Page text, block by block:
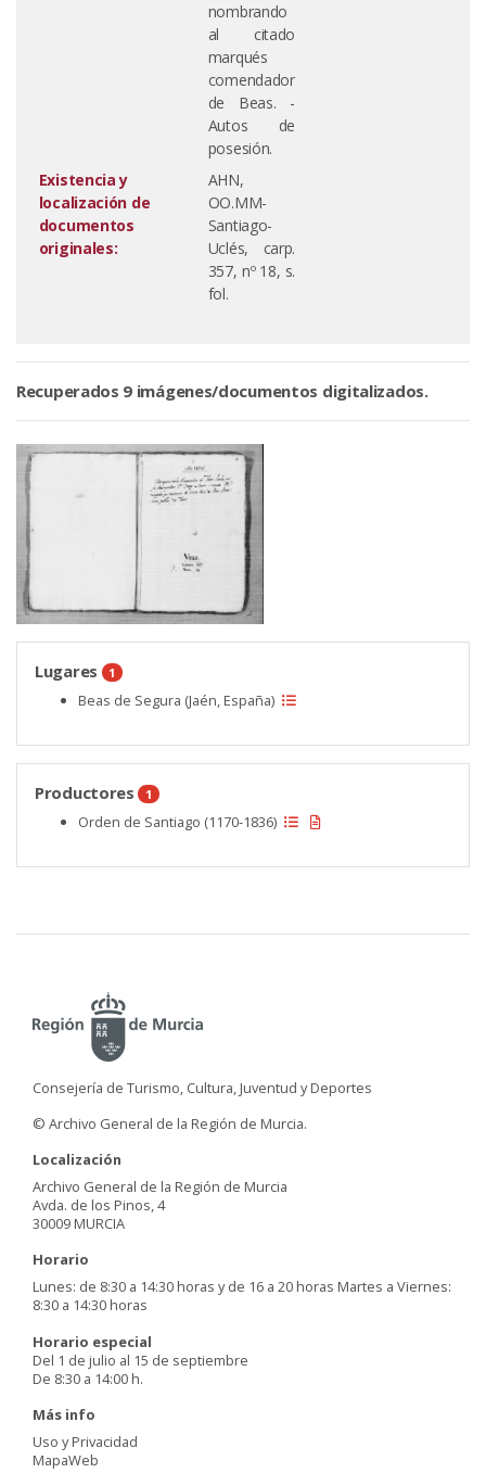
nombrando
al citado
marqués
comendador
de Beas. -
Autos de
posesión.
Existencia y
localización de
documentos
originales:
AHN,
OO.MM-
Santiago-
Uclés, carp.
357, nº 18, s.
fol.
Recuperados 9 imágenes/documentos digitalizados.
Lugares 1
Beas de Segura (Jaén, España)
Productores 1
Orden de Santiago (1170-1836)
Consejería de Turismo, Cultura, Juventud y Deportes
© Archivo General de la Región de Murcia.
Localización
Archivo General de la Región de Murcia
Avda. de los Pinos, 4
30009 MURCIA
Horario
Lunes: de 8:30 a 14:30 horas y de 16 a 20 horas Martes a Viernes:
8:30 a 14:30 horas
Horario especial
Del 1 de julio al 15 de septiembre
De 8:30 a 14:00 h.
Más info
Uso y Privacidad
MapaWeb